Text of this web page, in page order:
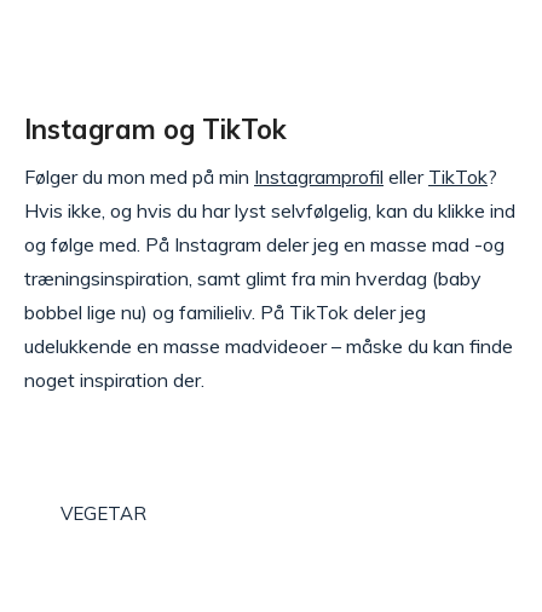
Instagram og TikTok
Følger du mon med på min Instagramprofil eller TikTok?
Hvis ikke, og hvis du har lyst selvfølgelig, kan du klikke ind
og følge med. På Instagram deler jeg en masse mad -og
træningsinspiration, samt glimt fra min hverdag (baby
bobbel lige nu) og familieliv. På TikTok deler jeg
udelukkende en masse madvideoer – måske du kan finde
noget inspiration der.
VEGETAR